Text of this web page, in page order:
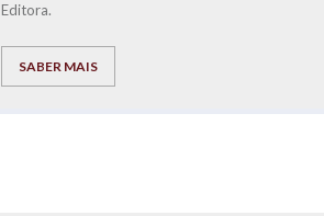
Editora.
SABER MAIS